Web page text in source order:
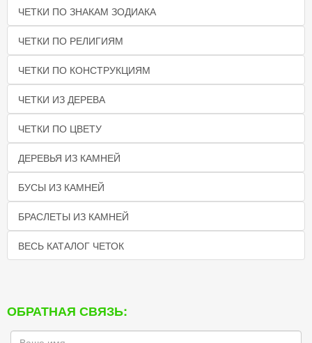
ЧЕТКИ ПО ЗНАКАМ ЗОДИАКА
ЧЕТКИ ПО РЕЛИГИЯМ
ЧЕТКИ ПО КОНСТРУКЦИЯМ
ЧЕТКИ ИЗ ДЕРЕВА
ЧЕТКИ ПО ЦВЕТУ
ДЕРЕВЬЯ ИЗ КАМНЕЙ
БУСЫ ИЗ КАМНЕЙ
БРАСЛЕТЫ ИЗ КАМНЕЙ
ВЕСЬ КАТАЛОГ ЧЕТОК
ОБРАТНАЯ СВЯЗЬ: